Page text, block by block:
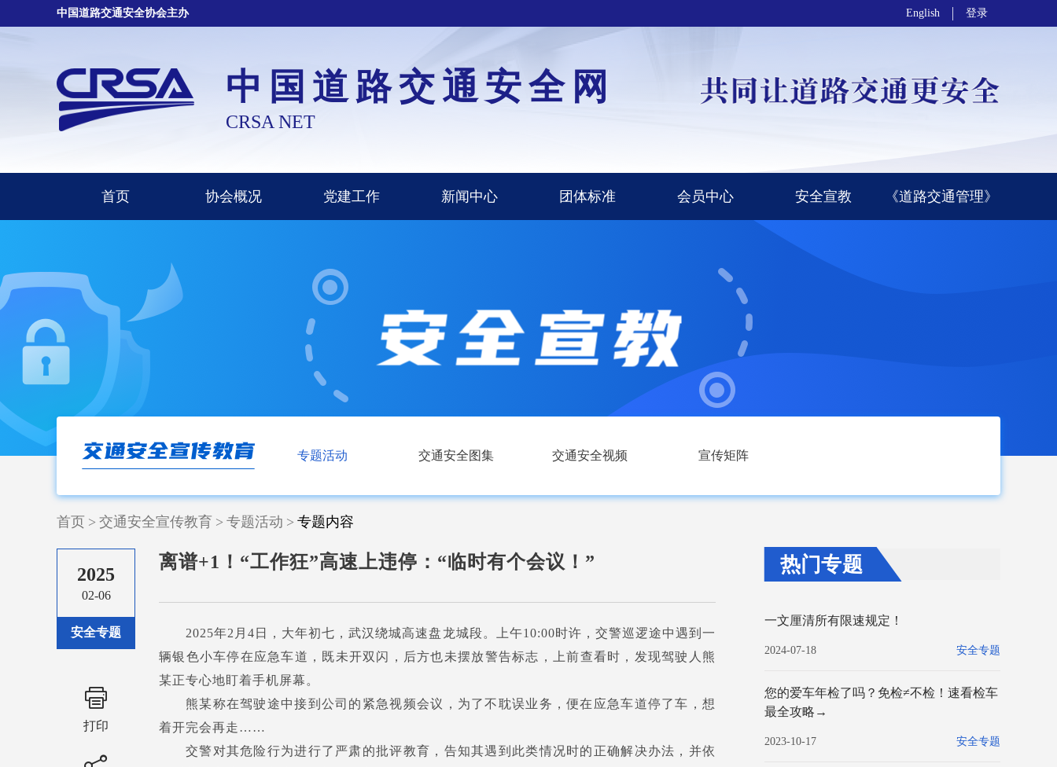
中国道路交通安全协会主办 English 登录
中国道路交通安全网
CRSA NET
首页 协会概况 党建工作 新闻中心 团体标准 会员中心 安全宣教 《道路交通管理》
专题活动 交通安全图集 交通安全视频 宣传矩阵
首页 > 交通安全宣传教育 > 专题活动 > 专题内容
2025
02-06
安全专题
打印
离谱+1！“工作狂”高速上违停：“临时有个会议！”
2025年2月4日，大年初七，武汉绕城高速盘龙城段。上午10:00时许，交警巡逻途中遇到一
辆银色小车停在应急车道，既未开双闪，后方也未摆放警告标志，上前查看时，发现驾驶人熊
某正专心地盯着手机屏幕。
熊某称在驾驶途中接到公司的紧急视频会议，为了不耽误业务，便在应急车道停了车，想
着开完会再走……
交警对其危险行为进行了严肃的批评教育，告知其遇到此类情况时的正确解决办法，并依
热门专题
一文厘清所有限速规定！
2024-07-18 安全专题
您的爱车年检了吗？免检≠不检！速看检车
最全攻略→
2023-10-17 安全专题